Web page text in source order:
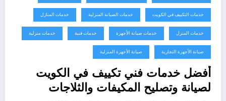
خدمات التكييف في الكويت خدمات الصيانة المنزلية خدمات المنازل
خدمات المنزل خدمات صيانة الأجهزة خدمات فنية خدمات منزلية
صيانة الأجهزة التجارية صيانة الأجهزة المنزلية
أفضل خدمات فني تكييف في الكويت
لصيانة وتصليح المكيفات والثلاجات